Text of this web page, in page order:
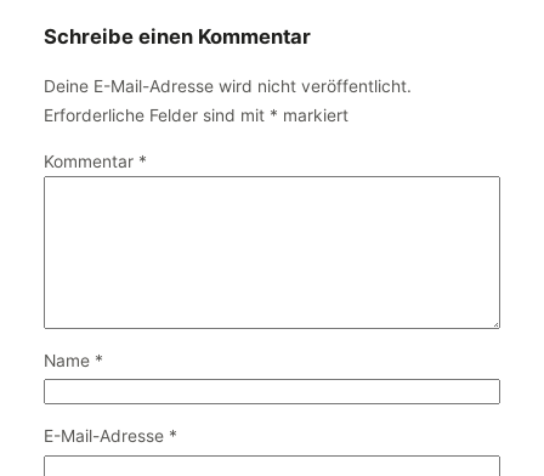
Schreibe einen Kommentar
Deine E-Mail-Adresse wird nicht veröffentlicht.
Erforderliche Felder sind mit * markiert
Kommentar *
Name *
E-Mail-Adresse *